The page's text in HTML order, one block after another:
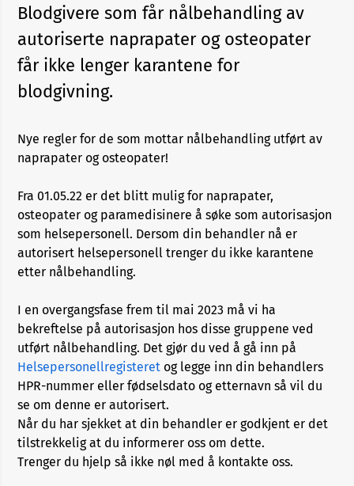
Blodgivere som får nålbehandling av
autoriserte naprapater og osteopater
får ikke lenger karantene for
blodgivning.
Nye regler for de som mottar nålbehandling utført av
naprapater og osteopater!
Fra 01.05.22 er det blitt mulig for naprapater,
osteopater og paramedisinere å søke som autorisasjon
som helsepersonell. Dersom din behandler nå er
autorisert helsepersonell trenger du ikke karantene
etter nålbehandling.
I en overgangsfase frem til mai 2023 må vi ha
bekreftelse på autorisasjon hos disse gruppene ved
utført nålbehandling. Det gjør du ved å gå inn på
Helsepersonellregisteret og legge inn din behandlers
HPR-nummer eller fødselsdato og etternavn så vil du
se om denne er autorisert.
Når du har sjekket at din behandler er godkjent er det
tilstrekkelig at du informerer oss om dette.
Trenger du hjelp så ikke nøl med å kontakte oss.